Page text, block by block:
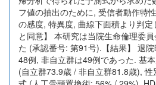
フ値の抽出のために, 受信者動作特
の感度, 特異度, 曲線下面積より判
と同意】 本研究は当院生命倫理委
た (承認番号: 第91号).【結果】 退
48例, 非自立群は49例であった. 基
(自立群73.9歳 / 非自立群81.8歳),